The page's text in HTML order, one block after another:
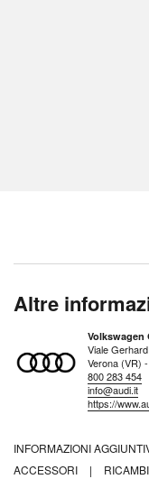
Altre
Volkswagen
Viale
Verona (VR)
800 283 454
info@audi.it
https://
INFORMAZIONI
ACCESSORI
| RICAMBI